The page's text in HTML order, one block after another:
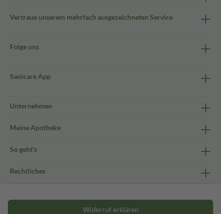
Vertraue unserem mehrfach ausgezeichneten Service
Folge uns
Sanicare App
Unternehmen
Meine Apotheke
So geht's
Rechtliches
Widerruf erklären